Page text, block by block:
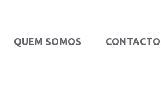
QUEM SOMOS